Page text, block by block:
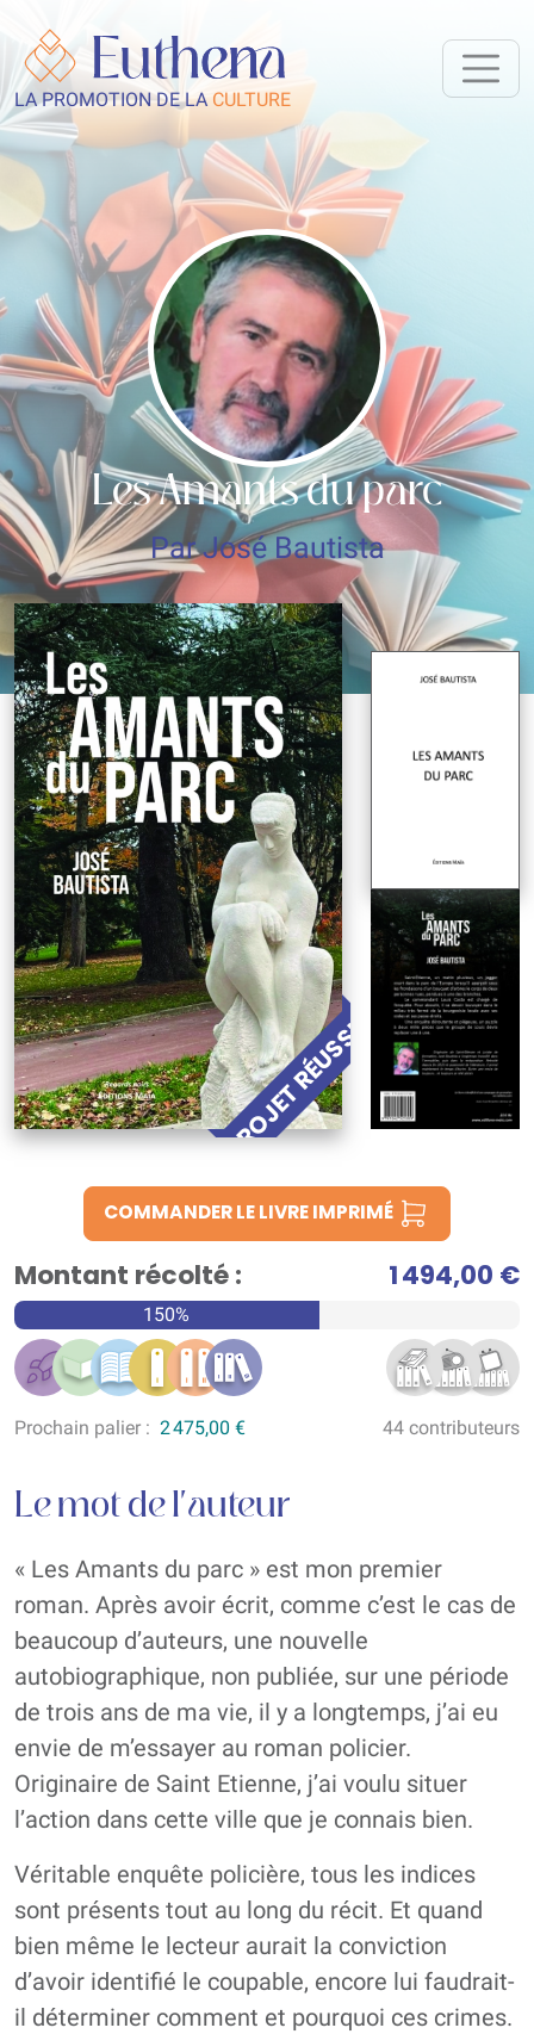
LA PROMOTION DE LACULTURE
Les Amants du parc
Par José Bautista
PROJET RÉUSSI !
COMMANDER LE LIVRE IMPRIMÉ
Montant récolté : 1 494,00 €
150%
Prochain palier : 2 475,00 € 44 contributeurs
Le mot de l'auteur
« Les Amants du parc » est mon premier
roman. Après avoir écrit, comme c’est le cas de
beaucoup d’auteurs, une nouvelle
autobiographique, non publiée, sur une période
de trois ans de ma vie, il y a longtemps, j’ai eu
envie de m’essayer au roman policier.
Originaire de Saint Etienne, j’ai voulu situer
l’action dans cette ville que je connais bien.
Véritable enquête policière, tous les indices
sont présents tout au long du récit. Et quand
bien même le lecteur aurait la conviction
d’avoir identifié le coupable, encore lui faudrait-
il déterminer comment et pourquoi ces crimes.